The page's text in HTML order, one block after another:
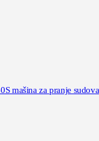
mašina za pranje sudova